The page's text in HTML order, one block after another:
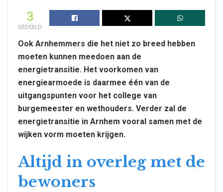
3
GEDEELD
Ook Arnhemmers die het niet zo breed hebben
moeten kunnen meedoen aan de
energietransitie. Het voorkomen van
energiearmoede is daarmee één van de
uitgangspunten voor het college van
burgemeester en wethouders. Verder zal de
energietransitie in Arnhem vooral samen met de
wijken vorm moeten krijgen.
Altijd in overleg met de
bewoners